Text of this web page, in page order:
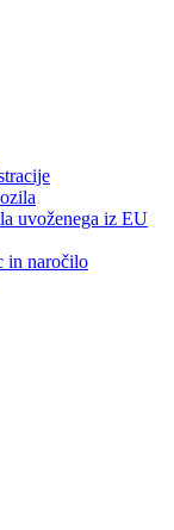
uvoženega iz EU
in naročilo